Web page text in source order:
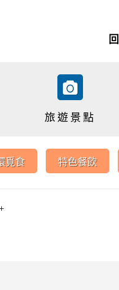
旅遊景點
覓食 特色餐飲